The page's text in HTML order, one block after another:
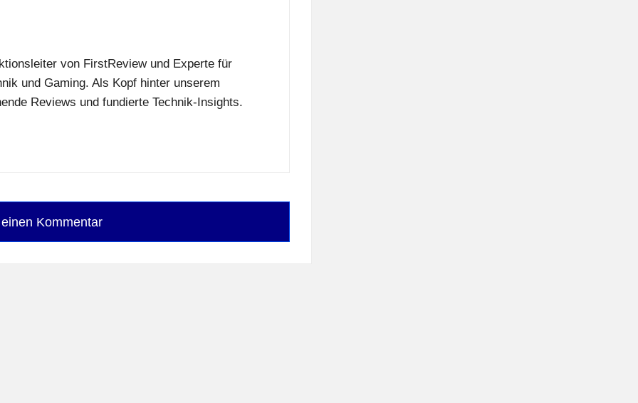
von FirstReview und Experte für
und Gaming. Als Kopf hinter unserem
Reviews und fundierte Technik-Insights.
Kommentar